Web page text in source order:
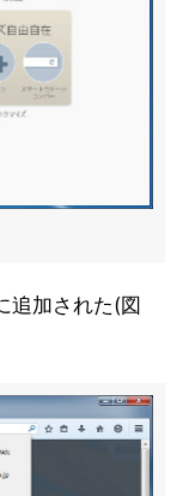
追加された(図